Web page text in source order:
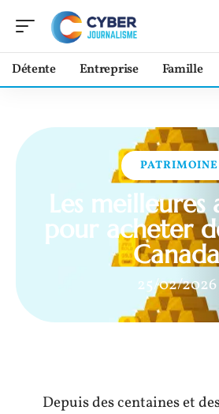
Détente Entreprise Famille
PATRIMOINE
Les meilleures
pour acheter
Canada
25/02/2026
Depuis des centaines et